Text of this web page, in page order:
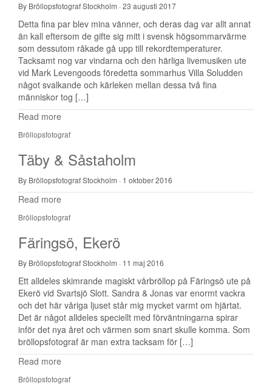
By Bröllopsfotograf Stockholm ·23 augusti 2017
Detta fina par blev mina vänner, och deras dag var allt annat
än kall eftersom de gifte sig mitt i svensk högsommarvärme
som dessutom råkade gå upp till rekordtemperaturer.
Tacksamt nog var vindarna och den härliga livemusiken ute
vid Mark Levengoods föredetta sommarhus Villa Soludden
något svalkande och kärleken mellan dessa två fina
människor tog […]
Read more
Bröllopsfotograf
Täby & Såstaholm
By Bröllopsfotograf Stockholm · 1 oktober 2016
Read more
Bröllopsfotograf
Färingsö, Ekerö
By Bröllopsfotograf Stockholm · 11 maj 2016
Ett alldeles skimrande magiskt vårbröllop på Färingsö ute på
Ekerö vid Svartsjö Slott. Sandra & Jonas var enormt vackra
och det här våriga ljuset står mig mycket varmt om hjärtat.
Det är något alldeles speciellt med förväntningarna spirar
inför det nya året och värmen som snart skulle komma. Som
bröllopsfotograf är man extra tacksam för […]
Read more
Bröllopsfotograf